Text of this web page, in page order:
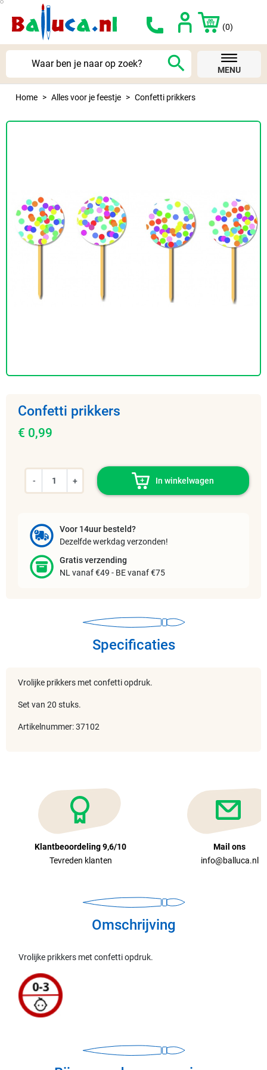
(0)
search MENU
Home Alles voor je feestje Confetti prikkers
Confetti prikkers
€ 0,99
- + In winkelwagen
Voor 14uur besteld?
Dezelfde werkdag verzonden!
Gratis verzending
NL vanaf €49 - BE vanaf €75
Specificaties
Vrolijke prikkers met confetti opdruk.
Set van 20 stuks.
Artikelnummer: 37102
Klantbeoordeling 9,6/10
Tevreden klanten
Mail ons
info@balluca.nl
Omschrijving
Vrolijke prikkers met confetti opdruk.